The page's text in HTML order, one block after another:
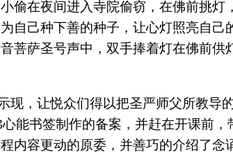
在夜间进入寺院偷窃，在佛前挑
自己种下善的种子，让心灯照亮自
菩萨圣号声中，双手捧着灯在佛前
，让悦众们得以把圣严师父所教导
能书签制作的备案，并赶在开课前
内容更动的原委，并善巧的介绍了